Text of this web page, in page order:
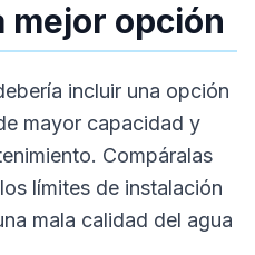
mejor opción
incluir una opción
mayor capacidad y
Compáralas
límites de instalación
mala calidad del agua